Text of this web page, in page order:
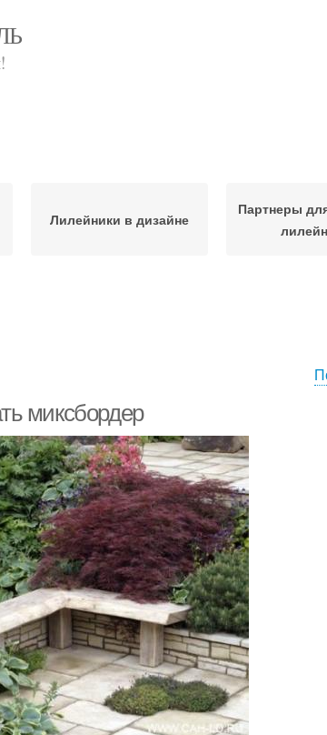
Лилейники в дизайне
Партнеры
миксбордер